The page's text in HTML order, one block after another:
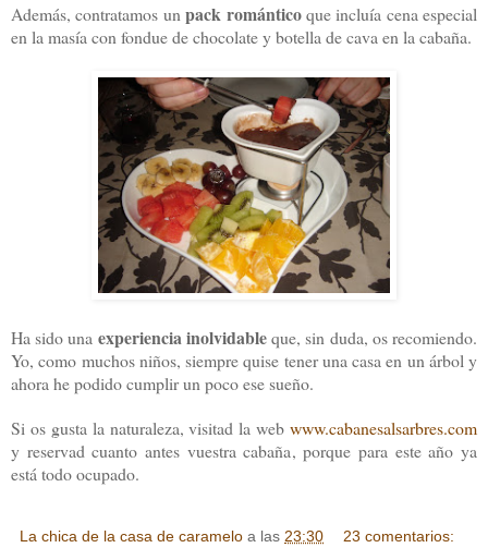
Además, contratamos unpack románticoque incluía cena especial
en la masía con fondue de chocolate y botella de cava en la cabaña.
Ha sido una experiencia inolvidableque, sin duda, os recomiendo.
Yo, como muchos niños, siempre quise tener una casa en un árbol y
ahora he podido cumplir un poco ese sueño.
Si os gusta la naturaleza, visitad la web www.cabanesalsarbres.com
y reservad cuanto antes vuestra cabaña, porque para este año ya
está todo ocupado.
La chica de la casa de caramelo a las 23:30 23 comentarios: